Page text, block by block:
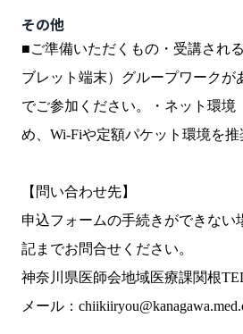
その他
■ご準備いただくもの・受講され
ブレット端末）グループワークが
でご参加ください。・ネット環境
め、Wi-Fiや定額パケット環境を推
【問い合わせ先】
申込フォームの手続きができない
記までお問合せください。
神奈川県医師会地域医療課関根
メール：